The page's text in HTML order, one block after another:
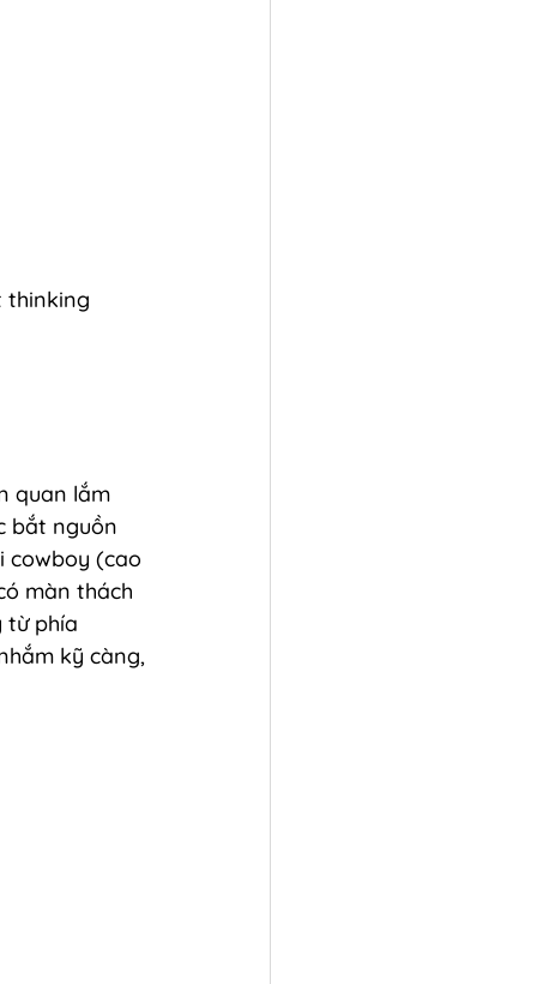
thinking
quan lắm
bắt nguồn
cowboy (cao
màn thách
từ phía
kỹ càng,